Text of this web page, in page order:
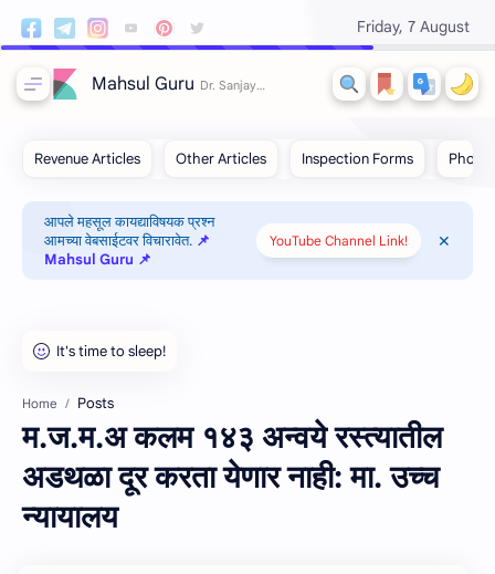
Friday, 7 August
Mahsul Guru
आपले महसूल कायद्याविषयक प्रश्न
आमच्या वेबसाईटवर विचारावेत. 📌
Mahsul Guru 📌
YouTube Channel Link!
Home Posts
म.ज.म.अ कलम १४३ अन्‍वये रस्‍त्‍यातील
अडथळा दूर करता येणार नाही: मा. उच्‍च
न्‍यायालय